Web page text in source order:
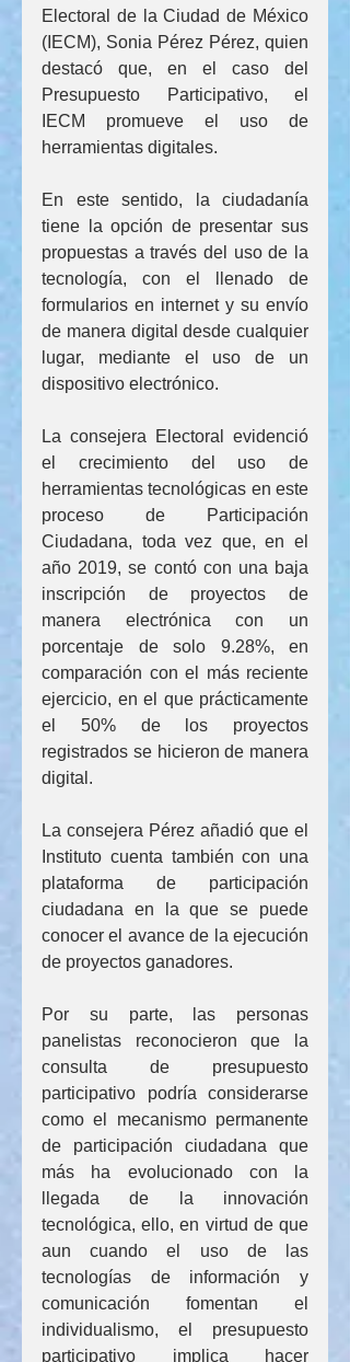
Electoral de la Ciudad de México
(IECM), Sonia Pérez Pérez, quien
destacó que, en el caso del
Presupuesto Participativo, el
IECM promueve el uso de
herramientas digitales.
En este sentido, la ciudadanía
tiene la opción de presentar sus
propuestas a través del uso de la
tecnología, con el llenado de
formularios en internet y su envío
de manera digital desde cualquier
lugar, mediante el uso de un
dispositivo electrónico.
La consejera Electoral evidenció
el crecimiento del uso de
herramientas tecnológicas en este
proceso de Participación
Ciudadana, toda vez que, en el
año 2019, se contó con una baja
inscripción de proyectos de
manera electrónica con un
porcentaje de solo 9.28%, en
comparación con el más reciente
ejercicio, en el que prácticamente
el 50% de los proyectos
registrados se hicieron de manera
digital.
La consejera Pérez añadió que el
Instituto cuenta también con una
plataforma de participación
ciudadana en la que se puede
conocer el avance de la ejecución
de proyectos ganadores.
Por su parte, las personas
panelistas reconocieron que la
consulta de presupuesto
participativo podría considerarse
como el mecanismo permanente
de participación ciudadana que
más ha evolucionado con la
llegada de la innovación
tecnológica, ello, en virtud de que
aun cuando el uso de las
tecnologías de información y
comunicación fomentan el
individualismo, el presupuesto
participativo implica hacer